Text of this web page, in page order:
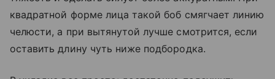
квадратной форме лица такой боб смягчает линию
челюсти, а при вытянутой лучше смотрится, если
оставить длину чуть ниже подбородка.